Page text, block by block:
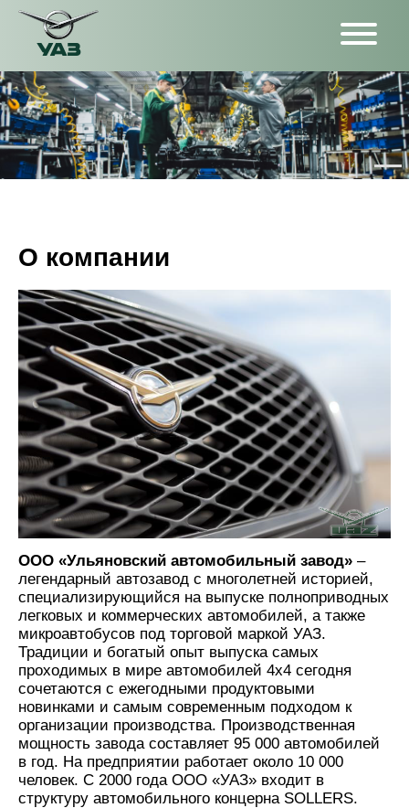
О компании
ООО «Ульяновский автомобильный завод» –
легендарный автозавод с многолетней историей,
специализирующийся на выпуске полноприводных
легковых и коммерческих автомобилей, а также
микроавтобусов под торговой маркой УАЗ.
Традиции и богатый опыт выпуска самых
проходимых в мире автомобилей 4х4 сегодня
сочетаются с ежегодными продуктовыми
новинками и самым современным подходом к
организации производства. Производственная
мощность завода составляет 95 000 автомобилей
в год. На предприятии работает около 10 000
человек. C 2000 года ООО «УАЗ» входит в
структуру автомобильного концерна SOLLERS.